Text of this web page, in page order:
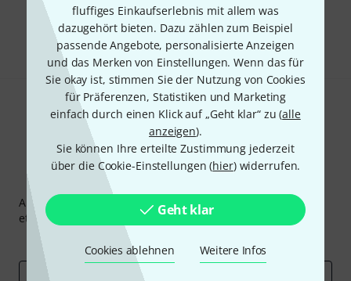
fluffiges Einkaufserlebnis mit allem was
dazugehört bieten. Dazu zählen zum Beispiel
passende Angebote, personalisierte Anzeigen
und das Merken von Einstellungen. Wenn das für
Sie okay ist, stimmen Sie der Nutzung von Cookies
für Präferenzen, Statistiken und Marketing
einfach durch einen Klick auf „Geht klar“ zu (alle
anzeigen).
Sie können Ihre erteilte Zustimmung jederzeit
über die Cookie-Einstellungen (hier) widerrufen.
Geht klar
Cookies ablehnen Weitere Infos
Teilen Hilfe & Feedback
Thomann Newsletter
Abonniere den Thomann Newsletter und gewinne mit
etwas Glück einen von
50 Gutscheinen 50€
Inspirierende Beiträge